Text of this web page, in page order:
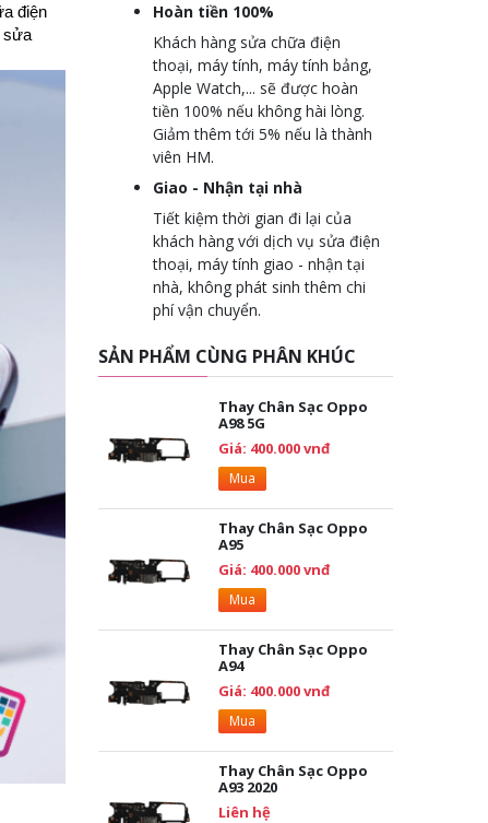
điện
sửa
Hoàn tiền 100%
Khách hàng sửa chữa điện
thoại, máy tính, máy tính bảng,
Apple Watch,... sẽ được hoàn
tiền 100% nếu không hài lòng.
Giảm thêm tới 5% nếu là thành
viên HM.
Giao - Nhận tại nhà
Tiết kiệm thời gian đi lại của
khách hàng với dịch vụ sửa điện
thoại, máy tính giao - nhận tại
nhà, không phát sinh thêm chi
phí vận chuyển.
SẢN PHẨM CÙNG PHÂN KHÚC
Thay Chân Sạc Oppo
A98 5G
Giá: 400.000 vnđ
Mua
Thay Chân Sạc Oppo
A95
Giá: 400.000 vnđ
Mua
Thay Chân Sạc Oppo
A94
Giá: 400.000 vnđ
Mua
Thay Chân Sạc Oppo
A93 2020
Liên hệ